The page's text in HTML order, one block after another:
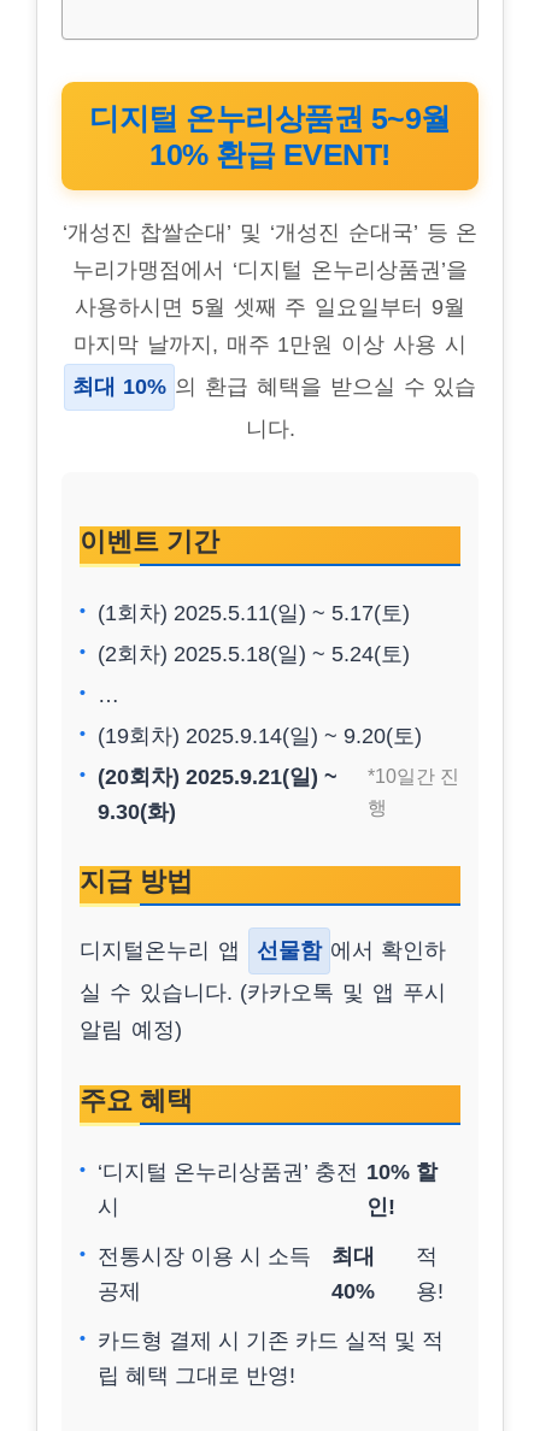
디지털 온누리상품권 5~9월
10% 환급 EVENT!
‘개성진 찹쌀순대’ 및 ‘개성진 순대국’ 등 온
누리가맹점에서 ‘디지털 온누리상품권’을
사용하시면 5월 셋째 주 일요일부터 9월
마지막 날까지, 매주 1만원 이상 사용 시
최대 10% 의 환급 혜택을 받으실 수 있습
니다.
이벤트 기간
(1회차) 2025.5.11(일) ~ 5.17(토)
(2회차) 2025.5.18(일) ~ 5.24(토)
…
(19회차) 2025.9.14(일) ~ 9.20(토)
(20회차) 2025.9.21(일) ~
9.30(화)
*10일간 진
행
지급 방법
디지털온누리 앱 선물함 에서 확인하
실 수 있습니다. (카카오톡 및 앱 푸시
알림 예정)
주요 혜택
‘디지털 온누리상품권’ 충전
시
10% 할
인!
전통시장 이용 시 소득
공제
최대
40%
적
용!
카드형 결제 시 기존 카드 실적 및 적
립 혜택 그대로 반영!